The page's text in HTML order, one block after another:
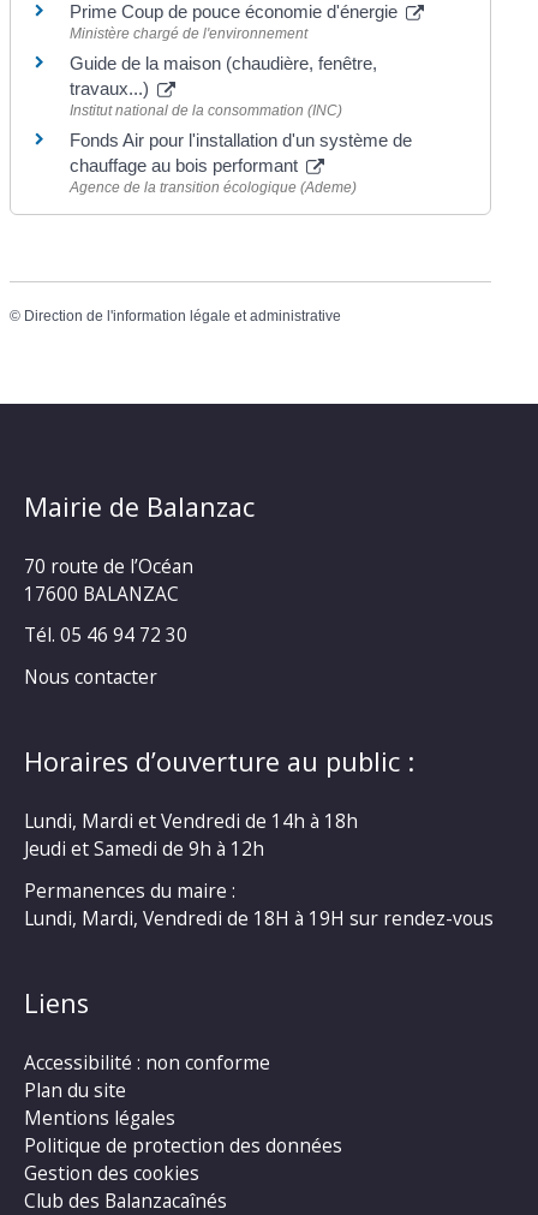
Prime Coup de pouce économie d'énergie
Ministère chargé de l'environnement
Guide de la maison (chaudière, fenêtre,
travaux...)
Institut national de la consommation (INC)
Fonds Air pour l'installation d'un système de
chauffage au bois performant
Agence de la transition écologique (Ademe)
© Direction de l'information légale et administrative
Mairie de Balanzac
70 route de l’Océan
17600 BALANZAC
Tél. 05 46 94 72 30
Nous contacter
Horaires d’ouverture au public :
Lundi, Mardi et Vendredi de 14h à 18h
Jeudi et Samedi de 9h à 12h
Permanences du maire :
Lundi, Mardi, Vendredi de 18H à 19H sur rendez-vous
Liens
Accessibilité : non conforme
Plan du site
Mentions légales
Politique de protection des données
Gestion des cookies
Club des Balanzacaînés